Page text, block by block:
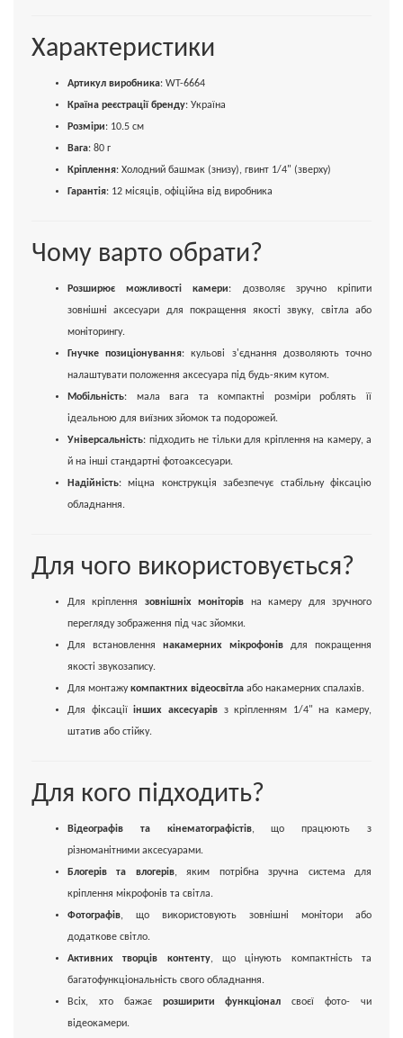
Характеристики
Артикул виробника: WT-6664
Країна реєстрації бренду: Україна
Розміри: 10.5 см
Вага: 80 г
Кріплення: Холодний башмак (знизу), гвинт 1/4" (зверху)
Гарантія: 12 місяців, офіційна від виробника
Чому варто обрати?
Розширює можливості камери: дозволяє зручно кріпити
зовнішні аксесуари для покращення якості звуку, світла або
моніторингу.
Гнучке позиціонування: кульові з'єднання дозволяють точно
налаштувати положення аксесуара під будь-яким кутом.
Мобільність: мала вага та компактні розміри роблять її
ідеальною для виїзних зйомок та подорожей.
Універсальність: підходить не тільки для кріплення на камеру, а
й на інші стандартні фотоаксесуари.
Надійність: міцна конструкція забезпечує стабільну фіксацію
обладнання.
Для чого використовується?
Для кріплення зовнішніх моніторів на камеру для зручного
перегляду зображення під час зйомки.
Для встановлення накамерних мікрофонів для покращення
якості звукозапису.
Для монтажукомпактних відеосвітла або накамерних спалахів.
Для фіксаціїінших аксесуарівз кріпленням 1/4" на камеру,
штатив або стійку.
Для кого підходить?
Відеографів та кінематографістів, що працюють з
різноманітними аксесуарами.
Блогерів та влогерів, яким потрібна зручна система для
кріплення мікрофонів та світла.
Фотографів, що використовують зовнішні монітори або
додаткове світло.
Активних творців контенту, що цінують компактність та
багатофункціональність свого обладнання.
Всіх, хто бажає розширити функціонал своєї фото- чи
відеокамери.